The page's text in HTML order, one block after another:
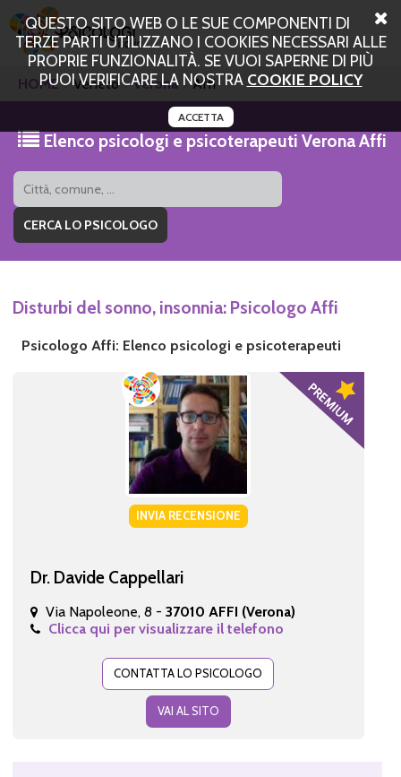
QUESTO SITO WEB O LE SUE COMPONENTI DI
TERZE PARTI UTILIZZANO I COOKIES NECESSARI ALLE
PROPRIE FUNZIONALITÀ. SE VUOI SAPERNE DI PIÙ
PUOI VERIFICARE LA NOSTRA COOKIE POLICY
ACCETTA
HOME Veneto Verona Affi
Elenco psicologi e psicoterapeuti Verona Affi
Disturbi del sonno, insonnia: Psicologo Affi
Psicologo Affi: Elenco psicologi e psicoterapeuti
INVIA RECENSIONE
Dr. Davide Cappellari
Via Napoleone, 8 - 37010 AFFI (Verona)
Clicca qui per visualizzare il telefono
CONTATTA LO PSICOLOGO
VAI AL SITO